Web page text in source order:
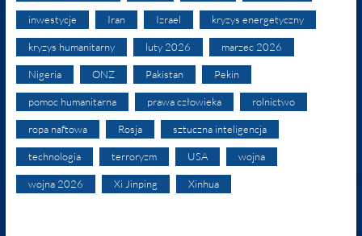
inwestycje Iran Izrael kryzys energetyczny
kryzys humanitarny luty 2026 marzec 2026
Nigeria ONZ Pakistan Pekin
pomoc humanitarna prawa człowieka rolnictwo
ropa naftowa Rosja sztuczna inteligencja
technologia terroryzm USA wojna
wojna 2026 Xi Jinping Xinhua